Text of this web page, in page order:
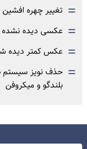
= تغییر چهره
= عکسی دیده نشده
= عکس کمتر دیده
= حذف نویز سیستم
بلندگو و میکروفن